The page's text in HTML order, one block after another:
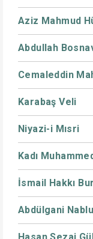
Aziz Mahmud
Abdullah
Cemaleddin
Karabaş Veli
Niyazi-i Mısri
Kadı
İsmail Hakkı
Abdülgani